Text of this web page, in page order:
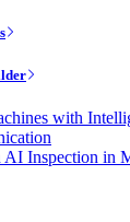
with
Inspection in